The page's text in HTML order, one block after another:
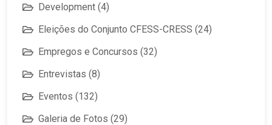
Development (4)
Eleições do Conjunto CFESS-CRESS (24)
Empregos e Concursos (32)
Entrevistas (8)
Eventos (132)
Galeria de Fotos (29)